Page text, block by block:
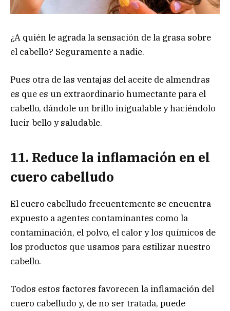
¿A quién le agrada la sensación de la grasa sobre
el cabello? Seguramente a nadie.
Pues otra de las ventajas del aceite de almendras
es que es un extraordinario humectante para el
cabello, dándole un brillo inigualable y haciéndolo
lucir bello y saludable.
11. Reduce la inflamación en el
cuero cabelludo
El cuero cabelludo frecuentemente se encuentra
expuesto a agentes contaminantes como la
contaminación, el polvo, el calor y los químicos de
los productos que usamos para estilizar nuestro
cabello.
Todos estos factores favorecen la inflamación del
cuero cabelludo y, de no ser tratada, puede